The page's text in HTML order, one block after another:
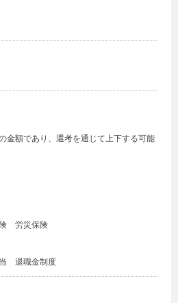
金額であり、選考を通じて上下する可能
労災保険
退職金制度